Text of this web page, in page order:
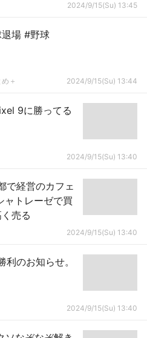
2024/9/15(Su) 13:45
退場 #野球
＋ 2024/9/15(Su) 13:44
9に勝ってる
2024/9/15(Su) 13:40
で経営のカフェ
ャトレーゼで買
売る
2024/9/15(Su) 13:40
利のお知らせ。
2024/9/15(Su) 13:40